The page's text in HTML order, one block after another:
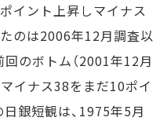
イント上昇しマイナス
のは2006年12月調査以
のボトム（2001年12月
イナス38をまだ10ポイ
銀短観は、1975年5月